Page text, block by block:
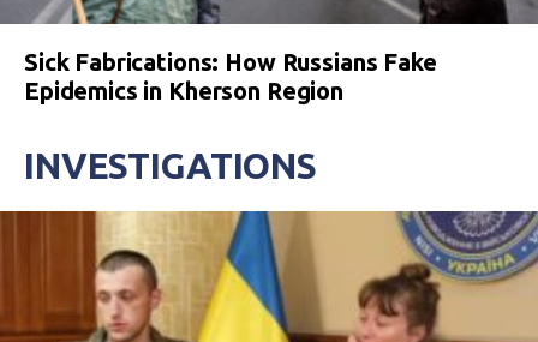
Sick Fabrications: How Russians Fake
Epidemics in Kherson Region
INVESTIGATIONS